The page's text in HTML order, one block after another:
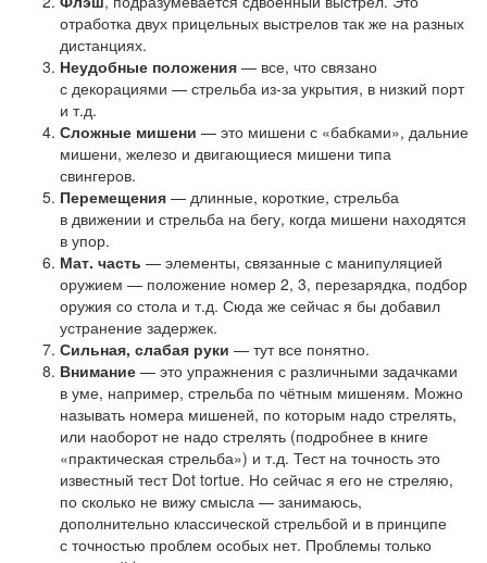
отработка двух прицельных выстрелов так же на разных
дистанциях.
Неудобные положения — все, что связано
с декорациями — стрельба из-за укрытия, в низкий порт
и т.д.
Сложные мишени — это мишени с «бабками», дальние
мишени, железо и двигающиеся мишени типа
свингеров.
Перемещения — длинные, короткие, стрельба
в движении и стрельба на бегу, когда мишени находятся
в упор.
Мат. часть — элементы, связанные с манипуляцией
оружием — положение номер 2, 3, перезарядка, подбор
оружия со стола и т.д. Сюда же сейчас я бы добавил
устранение задержек.
Сильная, слабая руки — тут все понятно.
Внимание — это упражнения с различными задачками
в уме, например, стрельба по чётным мишеням. Можно
называть номера мишеней, по которым надо стрелять,
или наоборот не надо стрелять (подробнее в книге
«практическая стрельба») и т.д. Тест на точность это
известный тест Dot tortue. Но сейчас я его не стреляю,
по сколько не вижу смысла — занимаюсь,
дополнительно классической стрельбой и в принципе
с точностью проблем особых нет. Проблемы только